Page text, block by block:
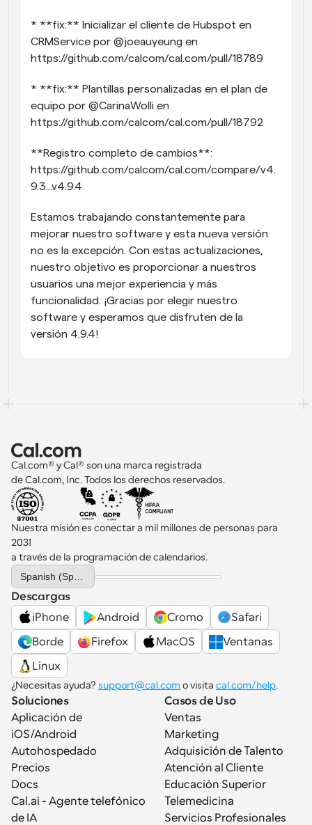
* **fix:** Inicializar el cliente de Hubspot en
CRMService por @joeauyeung en
https://github.com/calcom/cal.com/pull/18789
* **fix:** Plantillas personalizadas en el plan de
equipo por @CarinaWolli en
https://github.com/calcom/cal.com/pull/18792
**Registro completo de cambios**:
https://github.com/calcom/cal.com/compare/v4.
9.3...v4.9.4
Estamos trabajando constantemente para
mejorar nuestro software y esta nueva versión
no es la excepción. Con estas actualizaciones,
nuestro objetivo es proporcionar a nuestros
usuarios una mejor experiencia y más
funcionalidad. ¡Gracias por elegir nuestro
software y esperamos que disfruten de la
versión 4.9.4!
Cal.com® y Cal® son una marca registrada
de Cal.com, Inc. Todos los derechos reservados.
Nuestra misión es conectar a mil millones de personas para
2031
a través de la programación de calendarios.
Select Language
Descargas
iPhone
Android Cromo
Safari
Borde
Firefox MacOS
Ventanas
Linux
¿Necesitas ayuda? support@cal.com o visita cal.com/help.
Soluciones
Aplicación de
iOS/Android
Autohospedado
Precios
Docs
Cal.ai - Agente telefónico
de IA
Casos de Uso
Ventas
Marketing
Adquisición de Talento
Atención al Cliente
Educación Superior
Telemedicina
Servicios Profesionales